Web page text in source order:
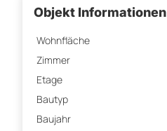
Objekt Informationen
Wohnfläche
Zimmer
Etage
Bautyp
Baujahr